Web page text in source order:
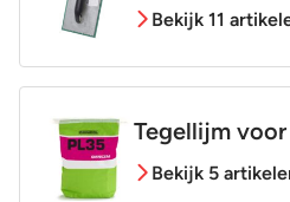
Bekijk 11
Tegellijm
Bekijk 5